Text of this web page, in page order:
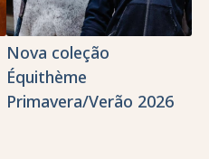
Nova coleção
Équithème
Primavera/Verão 2026